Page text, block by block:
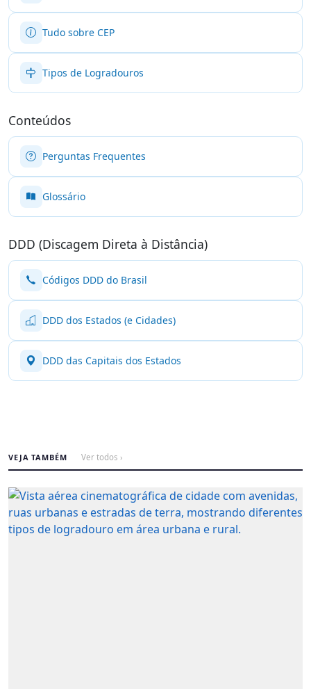
Tudo sobre CEP
Tipos de Logradouros
Conteúdos
Perguntas Frequentes
Glossário
DDD (Discagem Direta à Distância)
Códigos DDD do Brasil
DDD dos Estados (e Cidades)
DDD das Capitais dos Estados
VEJA TAMBÉM Ver todos ›